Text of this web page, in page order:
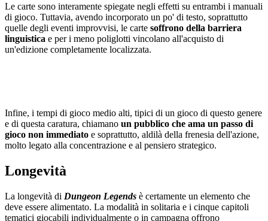
Le carte sono interamente spiegate negli effetti su entrambi i manuali
di gioco. Tuttavia, avendo incorporato un po' di testo, soprattutto
quelle degli eventi improvvisi, le carte soffrono della barriera
linguistica e per i meno poliglotti vincolano all'acquisto di
un'edizione completamente localizzata.
Infine, i tempi di gioco medio alti, tipici di un gioco di questo genere
e di questa caratura, chiamano un pubblico che ama un passo di
gioco non immediato e soprattutto, aldilà della frenesia dell'azione,
molto legato alla concentrazione e al pensiero strategico.
Longevità
La longevità di Dungeon Legends è certamente un elemento che
deve essere alimentato. La modalità in solitaria e i cinque capitoli
tematici giocabili individualmente o in campagna offrono